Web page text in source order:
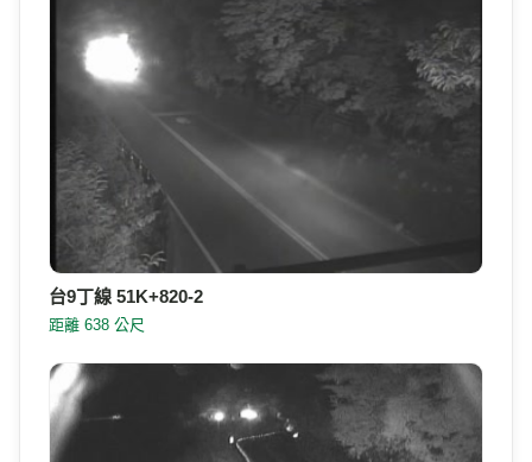
台9丁線 51K+630 南澳鄉澳花隧道北(順)